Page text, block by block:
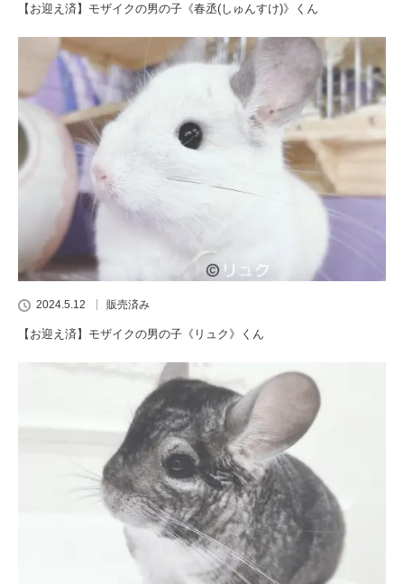
【お迎え済】モザイクの男の子《春丞(しゅんすけ)》くん
2024.5.12 販売済み
【お迎え済】モザイクの男の子《リュク》くん